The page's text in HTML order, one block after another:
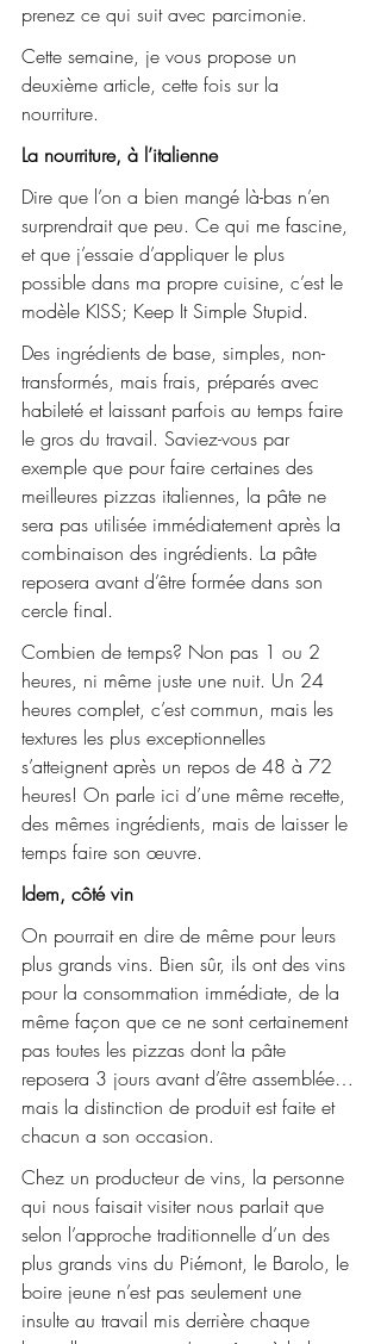
prenez ce qui suit avec parcimonie.
Cette semaine, je vous propose un
deuxième article, cette fois sur la
nourriture.
La nourriture, à l’italienne
Dire que l’on a bien mangé là-bas n’en
surprendrait que peu. Ce qui me fascine,
et que j’essaie d’appliquer le plus
possible dans ma propre cuisine, c’est le
modèle KISS; Keep It Simple Stupid.
Des ingrédients de base, simples, non-
transformés, mais frais, préparés avec
habileté et laissant parfois au temps faire
le gros du travail. Saviez-vous par
exemple que pour faire certaines des
meilleures pizzas italiennes, la pâte ne
sera pas utilisée immédiatement après la
combinaison des ingrédients. La pâte
reposera avant d’être formée dans son
cercle final.
Combien de temps? Non pas 1 ou 2
heures, ni même juste une nuit. Un 24
heures complet, c’est commun, mais les
textures les plus exceptionnelles
s’atteignent après un repos de 48 à 72
heures! On parle ici d’une même recette,
des mêmes ingrédients, mais de laisser le
temps faire son œuvre.
Idem, côté vin
On pourrait en dire de même pour leurs
plus grands vins. Bien sûr, ils ont des vins
pour la consommation immédiate, de la
même façon que ce ne sont certainement
pas toutes les pizzas dont la pâte
reposera 3 jours avant d’être assemblée…
mais la distinction de produit est faite et
chacun a son occasion.
Chez un producteur de vins, la personne
qui nous faisait visiter nous parlait que
selon l’approche traditionnelle d’un des
plus grands vins du Piémont, le Barolo, le
boire jeune n’est pas seulement une
insulte au travail mis derrière chaque